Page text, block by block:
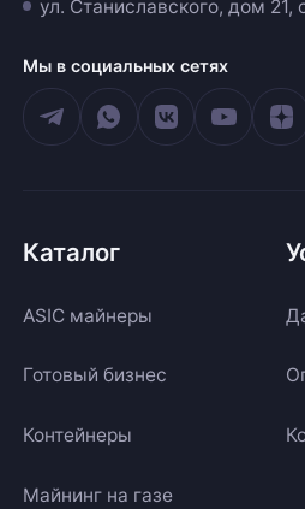
ул. Станиславского, дом 21,
Мы в социальных сетях
Каталог
ASIC майнеры
Готовый бизнес
Контейнеры
Майнинг на газе